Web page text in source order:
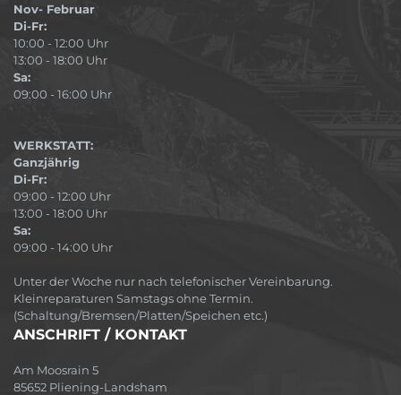
Nov- Februar
Di-Fr:
10:00 - 12:00 Uhr
13:00 - 18:00 Uhr
Sa:
09:00 - 16:00 Uhr
WERKSTATT:
Ganzjährig
Di-Fr:
09:00 - 12:00 Uhr
13:00 - 18:00 Uhr
Sa:
09:00 - 14:00 Uhr
Unter der Woche nur nach telefonischer Vereinbarung.
Kleinreparaturen Samstags ohne Termin.
(Schaltung/Bremsen/Platten/Speichen etc.)
ANSCHRIFT / KONTAKT
Am Moosrain 5
85652 Pliening-Landsham